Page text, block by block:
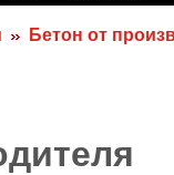
Бетон от